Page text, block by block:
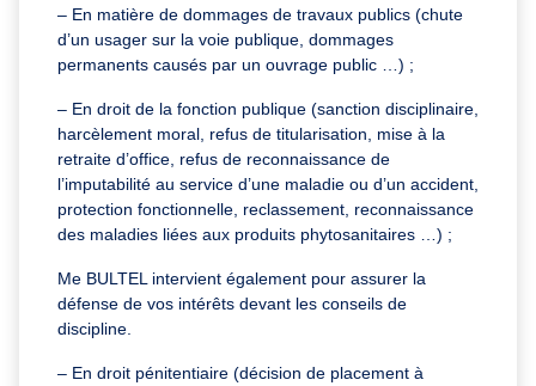
– En matière de dommages de travaux publics (chute
d’un usager sur la voie publique, dommages
permanents causés par un ouvrage public …) ;
– En droit de la fonction publique (sanction disciplinaire,
harcèlement moral, refus de titularisation, mise à la
retraite d’office, refus de reconnaissance de
l’imputabilité au service d’une maladie ou d’un accident,
protection fonctionnelle, reclassement, reconnaissance
des maladies liées aux produits phytosanitaires …) ;
Me BULTEL intervient également pour assurer la
défense de vos intérêts devant les conseils de
discipline.
– En droit pénitentiaire (décision de placement à